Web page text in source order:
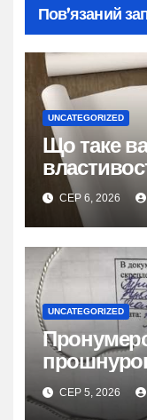
Пов’язаний
UNCATEGORIZED
Що таке
СЕР 6, 2026
UNCATEGORIZED
сторінок:
СЕР 5, 2026